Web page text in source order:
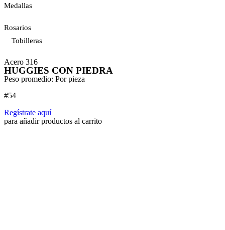
Medallas
Rosarios
Tobilleras
Acero 316
HUGGIES CON PIEDRA
Peso promedio: Por pieza
#54
Regístrate aquí
para añadir productos al carrito